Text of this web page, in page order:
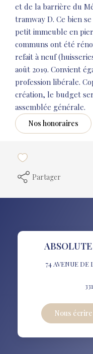
et de la barrière du
tramway D. Ce bien
petit immeuble en
communs ont été
refait à neuf
août 2019. Convient
profession libérale.
création, le budget
assemblée générale.
Nos honoraires
Partager
74 AVENUE DE
Nous écrire